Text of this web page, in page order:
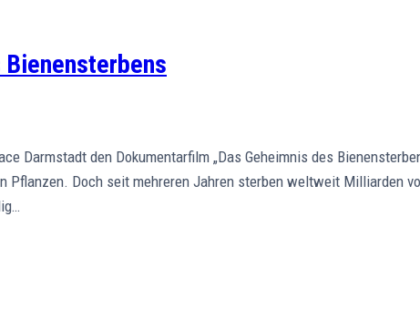
Bienensterbens
Darmstadt den Dokumentarfilm „Das Geheimnis des
Pflanzen. Doch seit mehreren Jahren sterben weltweit Milliarden